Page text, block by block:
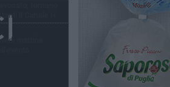
il Canale H
mattina